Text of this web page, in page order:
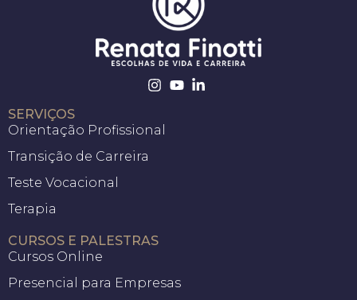
SERVIÇOS
Orientação Profissional
Transição de Carreira
Teste Vocacional
Terapia
CURSOS E PALESTRAS
Cursos Online
Presencial para Empresas